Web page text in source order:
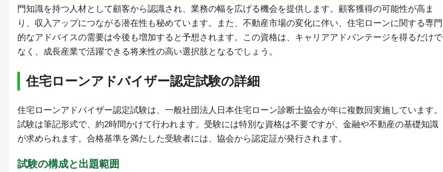
門知識を持つ人材として顧客から認識され、業務の幅を広げる機会を提供します。顧客獲得の可能性が高ま
り、収入アップにつながる潜在性も秘めています。また、不動産市場の変化に伴い、住宅ローンに関する専門
的なアドバイスの需要は今後も増加すると予想されます。この資格は、キャリアアドバンテージを得るだけで
なく、成長産業で活躍できる将来性の高い選択肢となるでしょう。
住宅ローンアドバイザー認定試験の詳細
住宅ローンアドバイザー認定試験は、一般社団法人日本住宅ローン診断士協会が年に複数回実施しています。
試験は筆記形式で、約2時間かけて行われます。受験には特別な資格は不要ですが、金融や不動産の基礎知識
が求められます。合格基準を満たした受験者には、協会から認定証が発行されます。
試験の構成と出題範囲